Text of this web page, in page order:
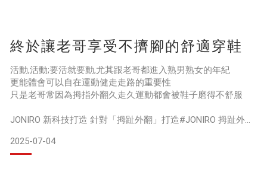
成韓國歐巴🥰
我穿起來，非常舒服，腳底可以完全服貼於鞋墊上，即使我久
站，也不會讓腳底
終於讓老哥享受不擠腳的舒適穿鞋
活動,活動;要活就要動,尤其跟老哥都進入熟男熟女的年紀
更能體會可以自在運動健走走路的重要性
只是老哥常因為拇指外翻久走久運動都會被鞋子磨得不舒服
JONIRO 新科技打造 針對「拇趾外翻」打造#JONIRO 拇趾外翻
穿得合腳又舒適，腳趾充份解放
讓老哥不用一邊走路一邊唱"太委屈"咬牙走路啦!!!
2025-07-04